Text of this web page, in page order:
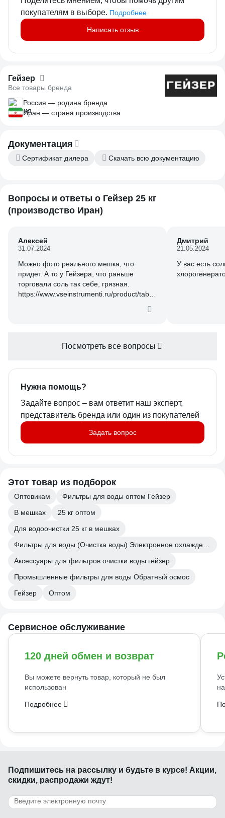
покупателям в выборе. Подробнее
Написать отзыв
Гейзер
Все товары бренда
Россия — родина бренда
Иран — страна производства
Документация
Сертификат дилера Скачать всю документацию
Вопросы и ответы о Гейзер 25 кг
(производство Иран)
Алексей
31.07.2024
Можно фото реального мешка, что
придет. А то у Гейзера, что раньше
торговали соль так себе, грязная.
https://www.vseinstrumenti.ru/product/tabletirovannaya-
Дмитрий
21.05.2024
У вас есть
Посмотреть все вопросы
Нужна помощь?
Задайте вопрос – вам ответит наш эксперт,
представитель бренда или один из покупателей
Задать вопрос
Этот товар из подборок
Оптовикам
Фильтры для воды оптом Гейзер
В мешках
25 кг оптом
Для водоочистки 25 кг в мешках
Аксессуары для фильтров очистки воды гейзер
Промышленные фильтры для воды Обратный осмос
Гейзер
Оптом
Сервисное обслуживание
120 дней обмен и возврат
Вы можете вернуть товар, который не был
использован
Подробнее
Подпишитесь на рассылку и будьте в курсе! Акции,
скидки, распродажи ждут!